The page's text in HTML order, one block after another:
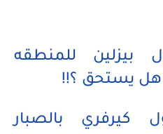
بيزلين للمنطقه
هل يستحق ؟!!
كيرفري بالصبار